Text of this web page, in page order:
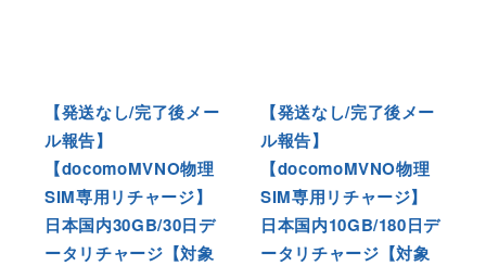
【発送なし/完了後メー
ル報告】
【docomoMVNO物理
SIM専用リチャージ】
日本国内30GB/30日デ
ータリチャージ【対象
【発送なし/完了後メー
ル報告】
【docomoMVNO物理
SIM専用リチャージ】
日本国内10GB/180日デ
ータリチャージ【対象